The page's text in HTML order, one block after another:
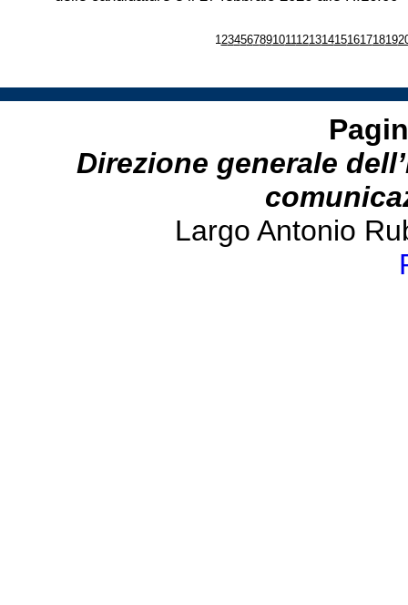
12345678910111213141516171819
Direzione generale
Largo Antonio